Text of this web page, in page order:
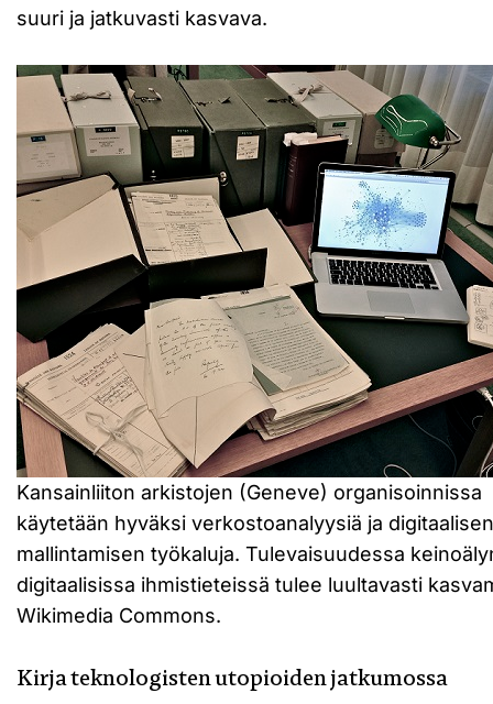
suuri ja jatkuvasti kasvava.
Kansainliiton arkistojen (Geneve) organisoinnissa
käytetään hyväksi verkostoanalyysiä ja digitaalisen
mallintamisen työkaluja. Tulevaisuudessa
digitaalisissa ihmistieteissä tulee luultavasti
Wikimedia Commons.
Kirja teknologisten utopioiden jatkumossa